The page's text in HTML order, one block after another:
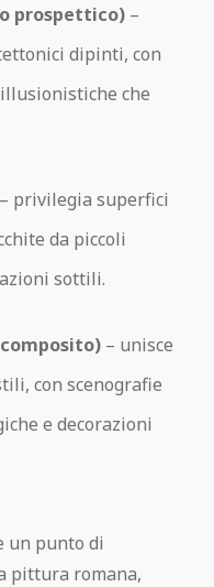
prospettico) –
dipinti, con
che
– privilegia superfici
da piccoli
sottili.
– unisce
con scenografie
e decorazioni
un punto di
pittura romana,